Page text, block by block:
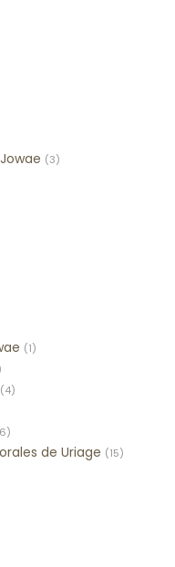
(3)
(1)
(4)
de Uriage (15)